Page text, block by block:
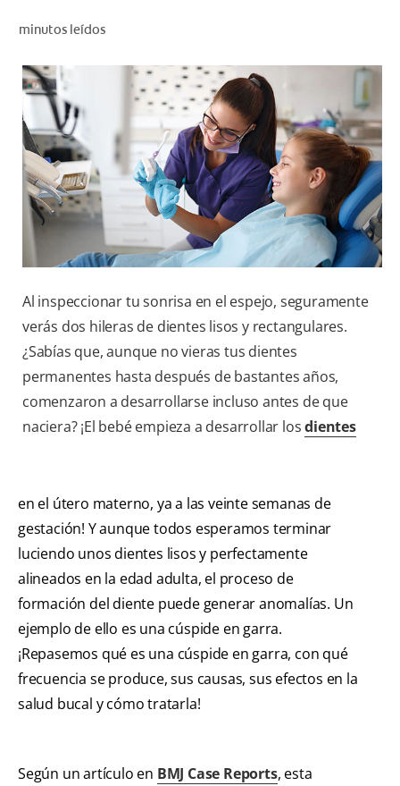
PARA PROFESIONALES
AR (ES)
SUSCRIBITE
minutos leídos
Al inspeccionar tu sonrisa en el espejo, seguramente
verás dos hileras de dientes lisos y rectangulares.
¿Sabías que, aunque no vieras tus dientes
permanentes hasta después de bastantes años,
comenzaron a desarrollarse incluso antes de que
naciera? ¡El bebé empieza a desarrollar losdientes
en el útero materno, ya a las veinte semanas de
gestación! Y aunque todos esperamos terminar
luciendo unos dientes lisos y perfectamente
alineados en la edad adulta, el proceso de
formación del diente puede generar anomalías. Un
ejemplo de ello es una cúspide en garra.
¡Repasemos qué es una cúspide en garra, con qué
frecuencia se produce, sus causas, sus efectos en la
salud bucal y cómo tratarla!
Según un artículo en BMJ Case Reports, esta